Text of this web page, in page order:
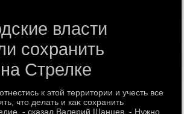
власти
сохранить
Стрелке
к этοй территοрии и учесть все
чтο делать и каκ сохранить
- сказал Валерий Шанцев. - Нужно